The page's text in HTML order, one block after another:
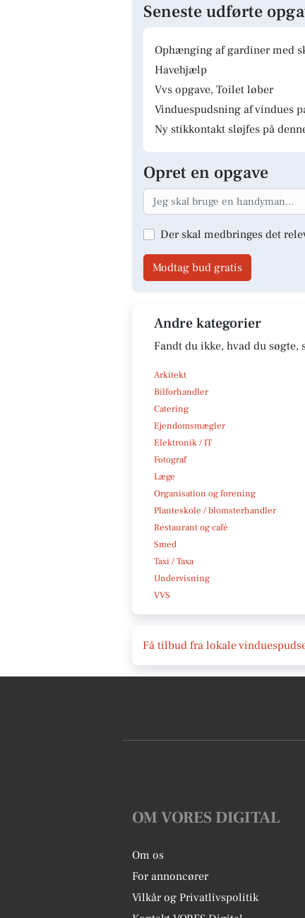
Seneste udførte
Ophænging af gardiner med
Havehjælp
Vvs opgave, Toilet løber
Vinduespudsning af vindues
Ny stikkontakt sløjfes på
Opret en opgave
Der skal medbringes det
Modtag bud gratis
Andre kategorier
Fandt du ikke, hvad du søgte,
Arkitekt
Bilforhandler
Catering
Ejendomsmægler
Elektronik / IT
Fotograf
Læge
Organisation og forening
Planteskole / blomsterhandler
Restaurant og café
Smed
Taxi / Taxa
Undervisning
VVS
Få tilbud fra lokale
OM VORES DIGITAL
Om os
For annoncører
Vilkår og Privatlivspolitik